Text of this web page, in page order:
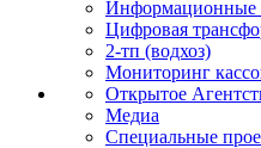
Информационные
Цифровая
2-тп (водхоз)
Мониторинг
Открытое
Медиа
Специальные